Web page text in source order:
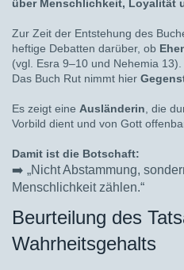
über Menschlichkeit, Loyalität
Zur Zeit der Entstehung des
heftige Debatten darüber, ob
(vgl. Esra 9–10 und Nehemia 13).
Das Buch Rut nimmt hier
Es zeigt eine Ausländerin, die
Vorbild dient und von Gott
Damit ist die Botschaft:
➡️ „Nicht Abstammung,
Menschlichkeit zählen.“
Beurteilung des
Wahrheitsgehalts